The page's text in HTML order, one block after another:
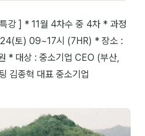
14
강 ] * 11월 4차수 중 4차 * 과정
토) 09~17시 (7HR) * 장소 :
* 대상 : 중소기업 CEO (부산,
김종혁 대표 중소기업